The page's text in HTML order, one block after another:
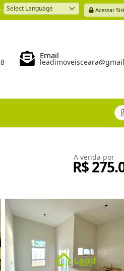
Acessar
Email
A venda por
R$